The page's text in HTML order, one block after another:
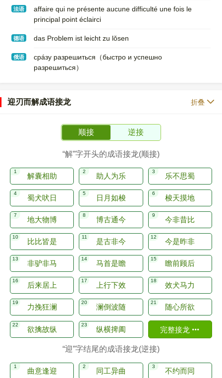
法语
affaire qui ne présente aucune difficulté une fois le
principal point éclairci
德语 das Problem ist leicht zu lǒsen
俄语
срáзу разрешиться（быстро и успешно
разрешиться）
迎刃而解成语接龙 折叠
顺接 逆接
“解”字开头的成语接龙(顺接)
解囊相助 助人为乐 乐不思蜀
蜀犬吠日 日月如梭 梭天摸地
地大物博 博古通今 今非昔比
比比皆是 是古非今 今是昨非
非驴非马 马首是瞻 瞻前顾后
后来居上 上行下效 效犬马力
力挽狂澜 澜倒波随 随心所欲
欲擒故纵 纵横捭阖 完整接龙
“迎”字结尾的成语接龙(逆接)
曲意逢迎 同工异曲 不约而同